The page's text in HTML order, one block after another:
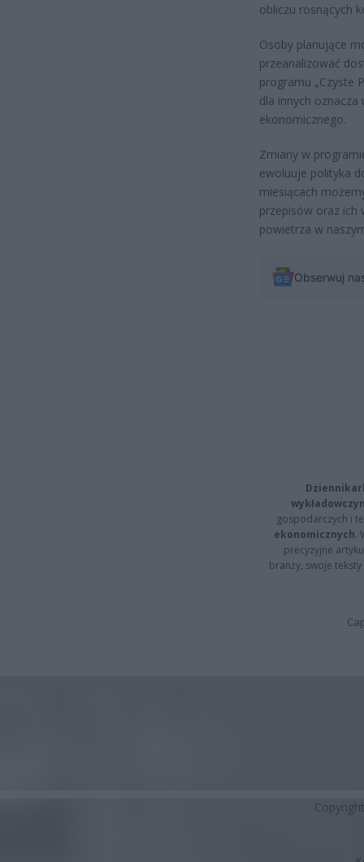
obliczu rosnących
Osoby planujące
przeanalizować
programu „Czyste
dla innych
ekonomicznego.
Zmiany w
ewoluuje polityka
miesiącach
przepisów oraz ich
powietrza w
Obserwuj
gospodarczych i
ekonomicznych.
precyzyjne
branży, swoje